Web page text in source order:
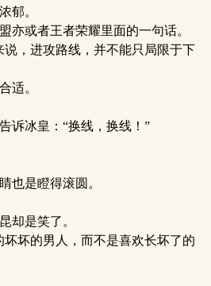
郁。
亦或者王者荣耀里面的一句话。
，进攻路线，并不能只局限于下
适。
诉冰皇：“换线，换线！”
也是瞪得滚圆。
却是笑了。
坏的男人，而不是喜欢长坏了的